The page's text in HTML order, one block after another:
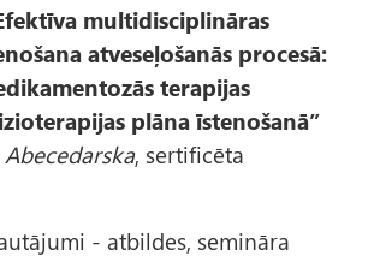
multidisciplināras
atveseļošanās procesā:
terapijas
plāna īstenošanā”
, sertificēta
- atbildes, semināra